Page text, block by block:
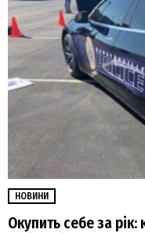
НОВИНИ
Окупить себе за